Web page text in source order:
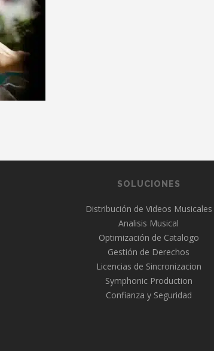
SOLUCIONES
Distribución de Videos Musicales
Analisis Musical
Optimización de Catalogo
Gestión de Derechos
Licencias de Sincronizacion
Symphonic Production
Confianza y Seguridad